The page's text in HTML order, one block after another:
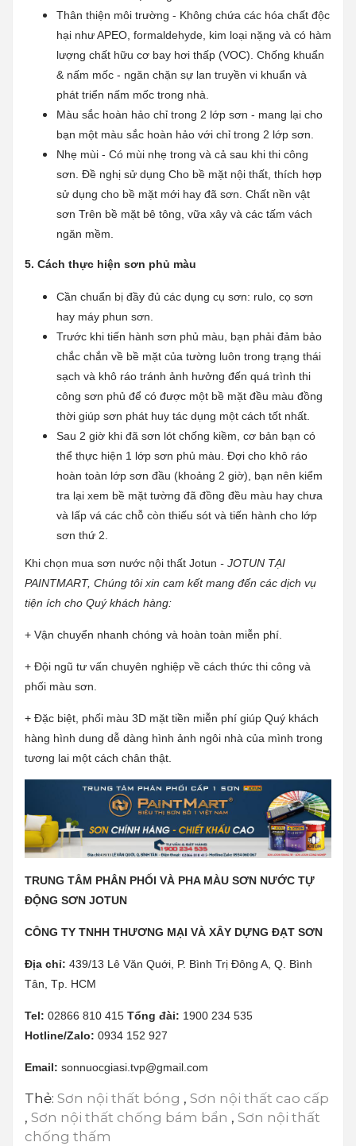
Thân thiện môi trường - Không chứa các hóa chất độc
hại như APEO, formaldehyde, kim loại nặng và có hàm
lượng chất hữu cơ bay hơi thấp (VOC). Chống khuẩn
& nấm mốc - ngăn chặn sự lan truyền vi khuẩn và
phát triển nấm mốc trong nhà.
Màu sắc hoàn hảo chỉ trong 2 lớp sơn - mang lại cho
bạn một màu sắc hoàn hảo với chỉ trong 2 lớp sơn.
Nhẹ mùi - Có mùi nhẹ trong và cả sau khi thi công
sơn. Đề nghị sử dụng Cho bề mặt nội thất, thích hợp
sử dụng cho bề mặt mới hay đã sơn. Chất nền vật
sơn Trên bề mặt bê tông, vữa xây và các tấm vách
ngăn mềm.
5. Cách thực hiện sơn phủ màu
Cần chuẩn bị đầy đủ các dụng cụ sơn: rulo, cọ sơn
hay máy phun sơn.
Trước khi tiến hành sơn phủ màu, bạn phải đảm bảo
chắc chắn về bề mặt của tường luôn trong trạng thái
sạch và khô ráo tránh ảnh hưởng đến quá trình thi
công sơn phủ để có được một bề mặt đều màu đồng
thời giúp sơn phát huy tác dụng một cách tốt nhất.
Sau 2 giờ khi đã sơn lót chống kiềm, cơ bản bạn có
thể thực hiện 1 lớp sơn phủ màu. Đợi cho khô ráo
hoàn toàn lớp sơn đầu (khoảng 2 giờ), bạn nên kiểm
tra lại xem bề mặt tường đã đồng đều màu hay chưa
và lấp vá các chỗ còn thiếu sót và tiến hành cho lớp
sơn thứ 2.
Khi chọn mua sơn nước nội thất Jotun - JOTUN TẠI
PAINTMART, Chúng tôi xin cam kết mang đến các dịch vụ
tiện ích cho Quý khách hàng:
+ Vận chuyển nhanh chóng và hoàn toàn miễn phí.
+ Đội ngũ tư vấn chuyên nghiệp về cách thức thi công và
phối màu sơn.
+ Đặc biệt, phối màu 3D mặt tiền miễn phí giúp Quý khách
hàng hình dung dễ dàng hình ảnh ngôi nhà của mình trong
tương lai một cách chân thật.
TRUNG TÂM PHÂN PHỐI VÀ PHA MÀU SƠN NƯỚC TỰ
ĐỘNG SƠN JOTUN
CÔNG TY TNHH THƯƠNG MẠI VÀ XÂY DỰNG ĐẠT SƠN
Địa chỉ: 439/13 Lê Văn Quới, P. Bình Trị Đông A, Q. Bình
Tân, Tp. HCM
Tel: 02866 810 415 Tổng đài: 1900 234 535
Hotline/Zalo: 0934 152 927
Email: sonnuocgiasi.tvp@gmail.com
Thẻ: Sơn nội thất bóng , Sơn nội thất cao cấp
, Sơn nội thất chống bám bẩn , Sơn nội thất
chống thấm